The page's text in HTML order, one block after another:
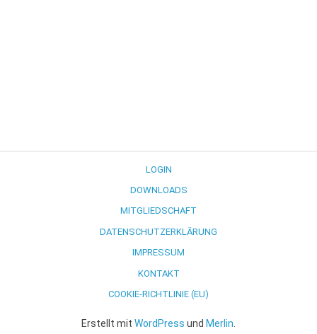
LOGIN
DOWNLOADS
MITGLIEDSCHAFT
DATENSCHUTZERKLÄRUNG
IMPRESSUM
KONTAKT
COOKIE-RICHTLINIE (EU)
Erstellt mit WordPress und Merlin.